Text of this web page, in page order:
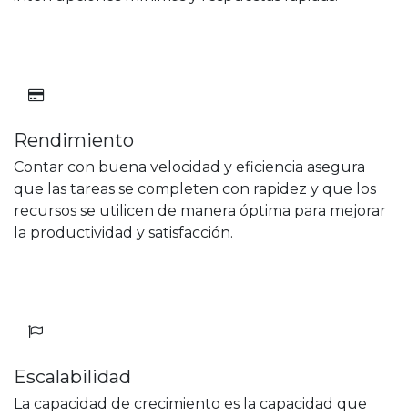
Rendimiento
Contar con buena velocidad y eficiencia asegura
que las tareas se completen con rapidez y que los
recursos se utilicen de manera óptima para mejorar
la productividad y satisfacción.
Escalabilidad
La capacidad de crecimiento es la capacidad que